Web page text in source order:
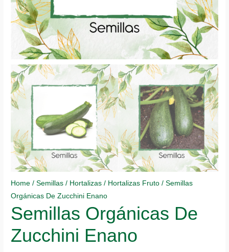
Home /Semillas / Hortalizas / Hortalizas Fruto / Semillas
Orgánicas De Zucchini Enano
Semillas Orgánicas De
Zucchini Enano